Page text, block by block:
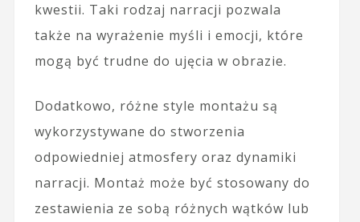
kwestii. Taki rodzaj narracji pozwala
także na wyrażenie myśli i emocji, które
mogą być trudne do ujęcia w obrazie.
Dodatkowo, różne style montażu są
wykorzystywane do stworzenia
odpowiedniej atmosfery oraz dynamiki
narracji. Montaż może być stosowany do
zestawienia ze sobą różnych wątków lub